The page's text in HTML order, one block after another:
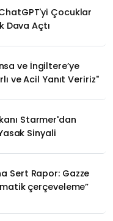
Çocuklar
Dava Açtı
ve İngiltere’ye
ve Acil Yanıt Veririz"
Starmer'dan
Sinyali
Sert Rapor: Gazze
çerçeveleme”